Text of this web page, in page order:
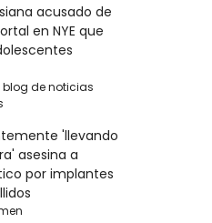
acusado de
en NYE que
de noticias
'llevando
asesina a
por implantes